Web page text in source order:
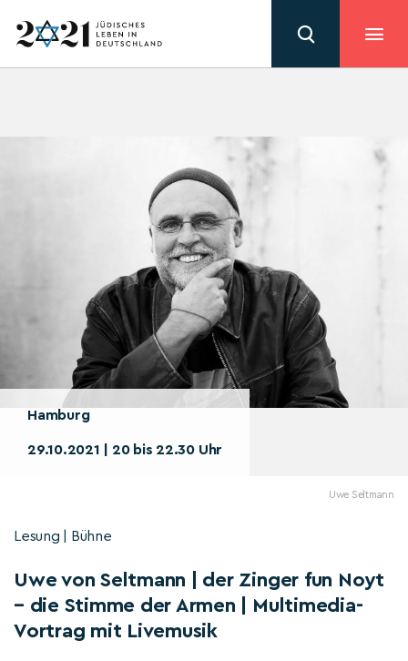
Hamburg
29.10.2021 | 20 bis 22.30 Uhr
Uwe Seltmann
Lesung | Bühne
Uwe von Seltmann | der Zinger fun Noyt
– die Stimme der Armen | Multimedia-
Vortrag mit Livemusik